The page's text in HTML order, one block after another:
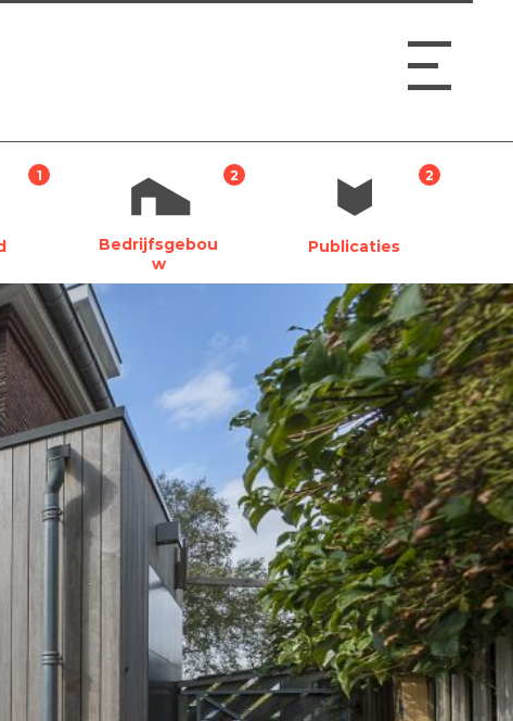
1 2
Bedrijfsgebou
w
2
Publicaties